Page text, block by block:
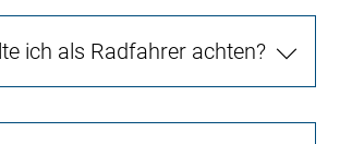
ich als Radfahrer achten?